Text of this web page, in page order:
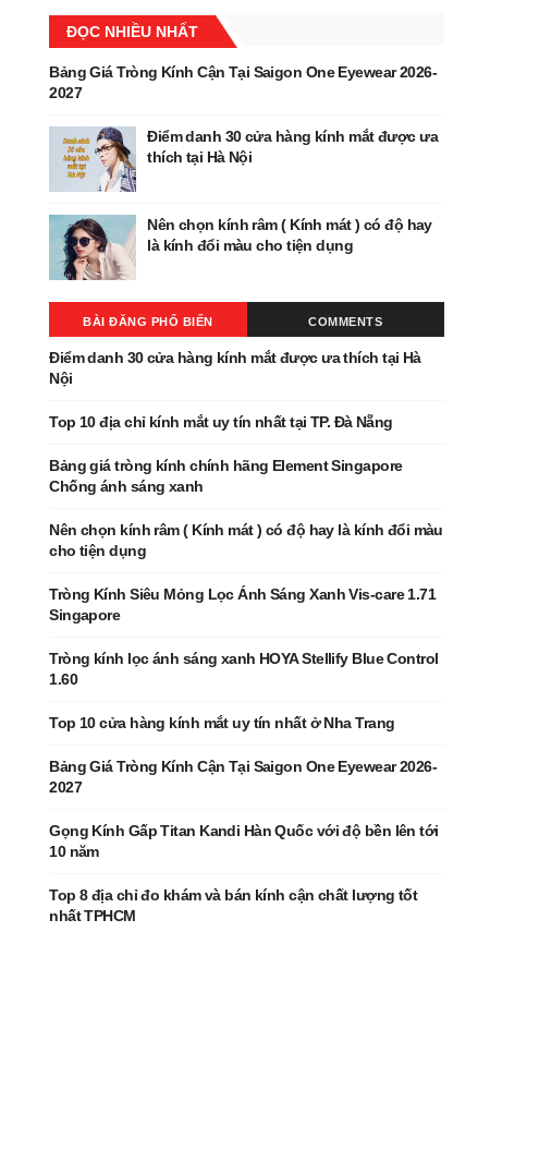
ĐỌC NHIỀU NHẤT
Bảng Giá Tròng Kính Cận Tại Saigon One Eyewear 2026-
2027
Điểm danh 30 cửa hàng kính mắt được ưa
thích tại Hà Nội
Nên chọn kính râm ( Kính mát ) có độ hay
là kính đổi màu cho tiện dụng
BÀI ĐĂNG PHỔ BIẾN COMMENTS
Điểm danh 30 cửa hàng kính mắt được ưa thích tại Hà
Nội
Top 10 địa chỉ kính mắt uy tín nhất tại TP. Đà Nẵng
Bảng giá tròng kính chính hãng Element Singapore
Chống ánh sáng xanh
Nên chọn kính râm ( Kính mát ) có độ hay là kính đổi màu
cho tiện dụng
Tròng Kính Siêu Mỏng Lọc Ánh Sáng Xanh Vis-care 1.71
Singapore
Tròng kính lọc ánh sáng xanh HOYA Stellify Blue Control
1.60
Top 10 cửa hàng kính mắt uy tín nhất ở Nha Trang
Bảng Giá Tròng Kính Cận Tại Saigon One Eyewear 2026-
2027
Gọng Kính Gấp Titan Kandi Hàn Quốc với độ bền lên tới
10 năm
Top 8 địa chỉ đo khám và bán kính cận chất lượng tốt
nhất TPHCM